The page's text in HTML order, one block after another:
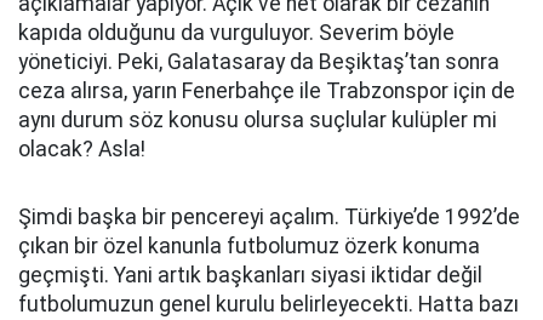
kapıda olduğunu da vurguluyor. Severim böyle
yöneticiyi. Peki, Galatasaray da Beşiktaş’tan sonra
ceza alırsa, yarın Fenerbahçe ile Trabzonspor için de
aynı durum söz konusu olursa suçlular kulüpler mi
olacak? Asla!
Şimdi başka bir pencereyi açalım. Türkiye’de 1992’de
çıkan bir özel kanunla futbolumuz özerk konuma
geçmişti. Yani artık başkanları siyasi iktidar değil
futbolumuzun genel kurulu belirleyecekti. Hatta bazı